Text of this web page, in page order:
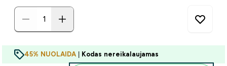
45% NUOLAIDA Kodas nereikalaujamas